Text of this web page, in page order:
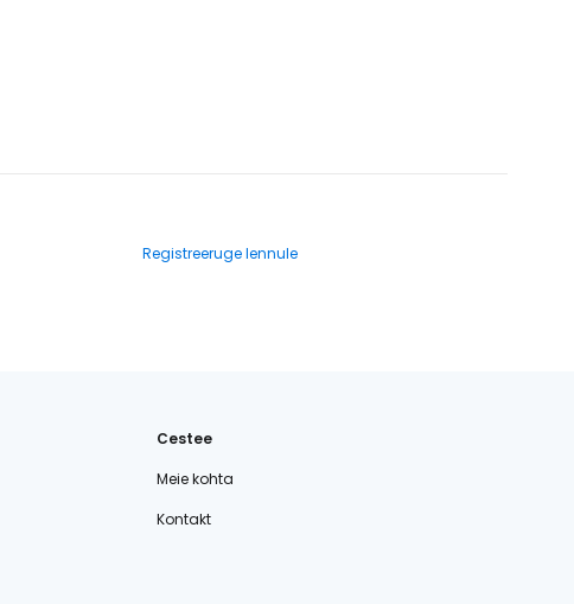
Registreeruge lennule
Cestee
Meie kohta
Kontakt